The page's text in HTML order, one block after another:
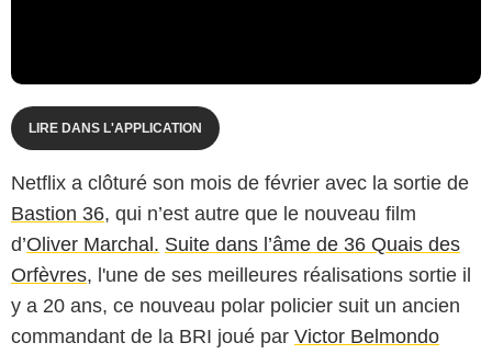
LIRE DANS L'APPLICATION
Netflix a clôturé son mois de février avec la sortie de
Bastion 36, qui n’est autre que le nouveau film
d’Oliver Marchal. Suite dans l’âme de 36 Quais des
Orfèvres, l'une de ses meilleures réalisations sortie il
y a 20 ans, ce nouveau polar policier suit un ancien
commandant de la BRI joué par Victor Belmondo